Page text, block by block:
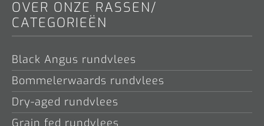
OVER ONZE RASSEN/
CATEGORIEËN
Black Angus rundvlees
Bommelerwaards rundvlees
Dry-aged rundvlees
Grain fed rundvlees